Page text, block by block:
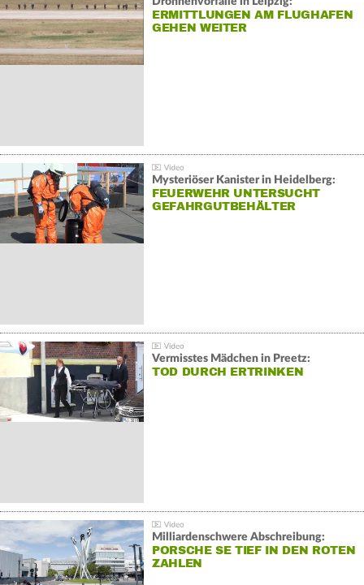
ERMITTLUNGEN AM FLUGHAFEN
GEHEN WEITER
Mysteriöser Kanister in Heidelberg:
FEUERWEHR UNTERSUCHT
GEFAHRGUTBEHÄLTER
Vermisstes Mädchen in Preetz:
TOD DURCH ERTRINKEN
Milliardenschwere Abschreibung:
PORSCHE SE TIEF IN DEN ROTEN
ZAHLEN